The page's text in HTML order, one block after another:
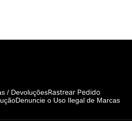
/ DevoluçõesRastrear Pedido
Denuncie o Uso Ilegal de Marcas